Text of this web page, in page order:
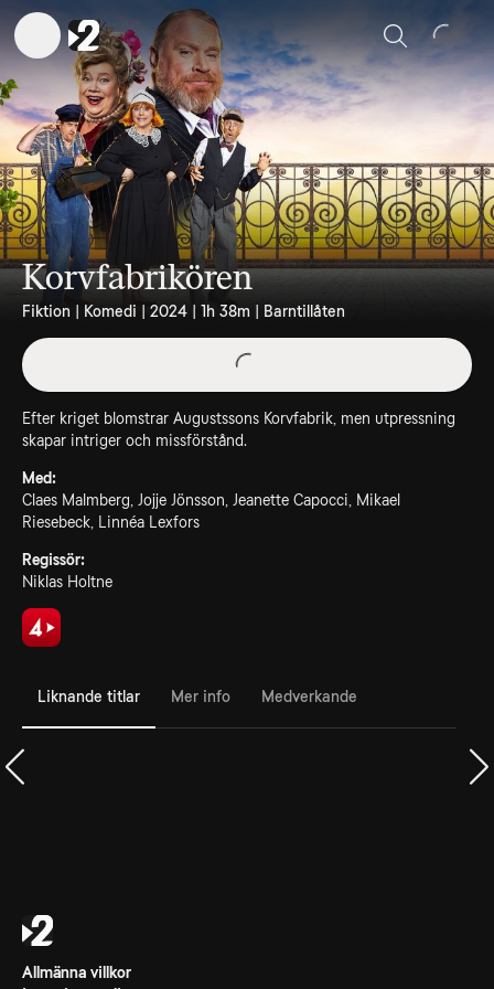
Sök
Korvfabrikören
Fiktion | Komedi | 2024 | 1h 38m | Barntillåten
Efter kriget blomstrar Augustssons Korvfabrik, men utpressning
skapar intriger och missförstånd.
Med:
Claes Malmberg, Jojje Jönsson, Jeanette Capocci, Mikael
Riesebeck, Linnéa Lexfors
Regissör:
Niklas Holtne
Liknande titlar Mer info Medverkande
Allmänna villkor